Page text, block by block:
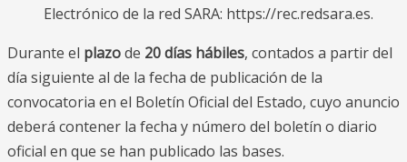
Electrónico de la red SARA: https://rec.redsara.es.
Durante el plazode 20 días hábiles, contados a partir del
día siguiente al de la fecha de publicación de la
convocatoria en el Boletín Oficial del Estado, cuyo anuncio
deberá contener la fecha y número del boletín o diario
oficial en que se han publicado las bases.